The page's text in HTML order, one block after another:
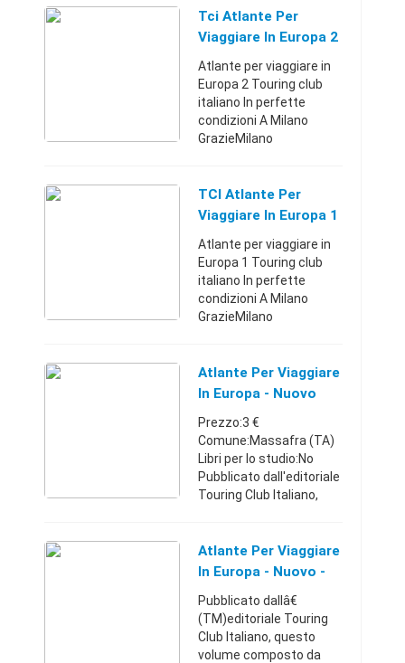
plasticata Condizioni:
Pari al nuovo Vendo a
Tci Atlante Per
Viaggiare In Europa 2
Atlante per viaggiare in
Europa 2 Touring club
italiano In perfette
condizioni A Milano
GrazieMilano
TCI Atlante Per
Viaggiare In Europa 1
Atlante per viaggiare in
Europa 1 Touring club
italiano In perfette
condizioni A Milano
GrazieMilano
Atlante Per Viaggiare
In Europa - Nuovo
Prezzo:3 €
Comune:Massafra (TA)
Libri per lo studio:No
Pubblicato dall'editoriale
Touring Club Italiano,
pagine, di pratiche
dimensioni e di facile
Atlante Per Viaggiare
In Europa - Nuovo -
Massafra (Taranto)
Pubblicato dallâ€
(TM)editoriale Touring
Club Italiano, questo
volume composto da